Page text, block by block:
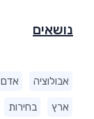
נושאים
אבולוציה אדם
ארץ בחירות